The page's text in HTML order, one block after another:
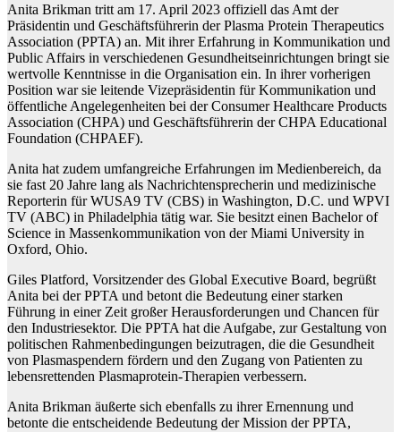
Anita Brikman tritt am 17. April 2023 offiziell das Amt der
Präsidentin und Geschäftsführerin der Plasma Protein Therapeutics
Association (PPTA) an. Mit ihrer Erfahrung in Kommunikation und
Public Affairs in verschiedenen Gesundheitseinrichtungen bringt sie
wertvolle Kenntnisse in die Organisation ein. In ihrer vorherigen
Position war sie leitende Vizepräsidentin für Kommunikation und
öffentliche Angelegenheiten bei der Consumer Healthcare Products
Association (CHPA) und Geschäftsführerin der CHPA Educational
Foundation (CHPAEF).
Anita hat zudem umfangreiche Erfahrungen im Medienbereich, da
sie fast 20 Jahre lang als Nachrichtensprecherin und medizinische
Reporterin für WUSA9 TV (CBS) in Washington, D.C. und WPVI
TV (ABC) in Philadelphia tätig war. Sie besitzt einen Bachelor of
Science in Massenkommunikation von der Miami University in
Oxford, Ohio.
Giles Platford, Vorsitzender des Global Executive Board, begrüßt
Anita bei der PPTA und betont die Bedeutung einer starken
Führung in einer Zeit großer Herausforderungen und Chancen für
den Industriesektor. Die PPTA hat die Aufgabe, zur Gestaltung von
politischen Rahmenbedingungen beizutragen, die die Gesundheit
von Plasmaspendern fördern und den Zugang von Patienten zu
lebensrettenden Plasmaprotein-Therapien verbessern.
Anita Brikman äußerte sich ebenfalls zu ihrer Ernennung und
betonte die entscheidende Bedeutung der Mission der PPTA,